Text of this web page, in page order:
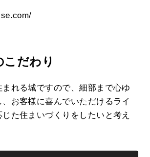
だわり
れる城ですので、細部まで心ゆ
、お客様に喜んでいただけるライ
た住まいづくりをしたいと考え